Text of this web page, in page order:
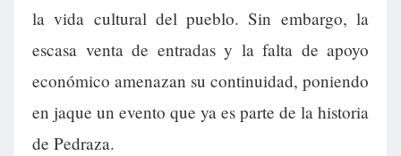
la vida cultural del pueblo. Sin embargo, la
escasa venta de entradas y la falta de apoyo
económico amenazan su continuidad, poniendo
en jaque un evento que ya es parte de la historia
de Pedraza.